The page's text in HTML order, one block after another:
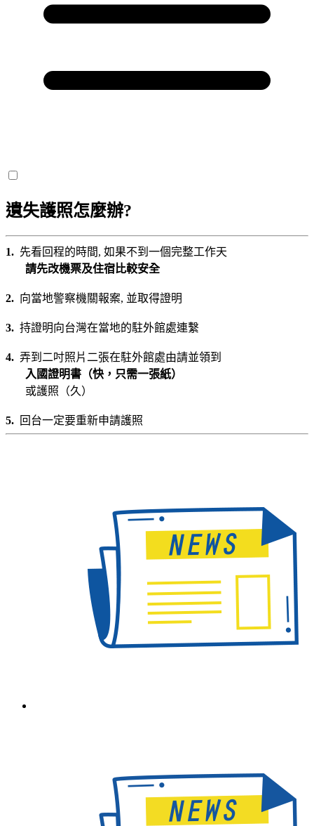
遺失護照怎麼辦?
1. 先看回程的時間, 如果不到一個完整工作天
請先改機票及住宿比較安全
2. 向當地警察機關報案, 並取得證明
3. 持證明向台灣在當地的駐外館處連繫
4. 弄到二吋照片二張在駐外館處由請並領到
入國證明書（快，只需一張紙）
或護照（久）
5. 回台一定要重新申請護照